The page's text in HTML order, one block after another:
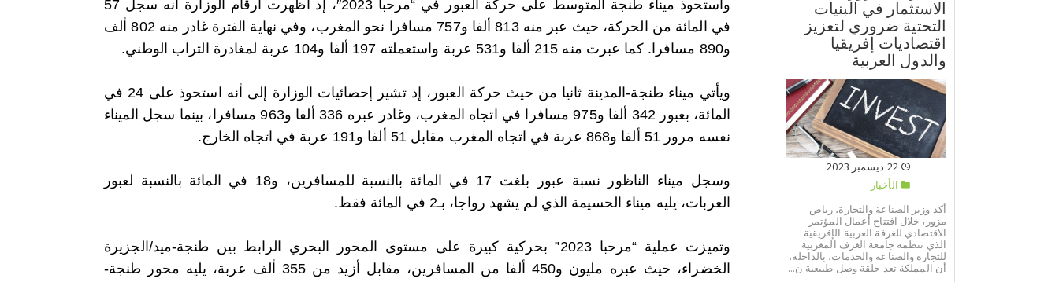
واستحوذ ميناء طنجة المتوسط على حركة العبور في “مرحبا 2023″، إذ أظهرت أرقام الوزارة أنه سجل 57
في المائة من الحركة، حيث عبر منه 813 ألفا و757 مسافرا نحو المغرب، وفي نهاية الفترة غادر منه 802 ألف
و890 مسافرا. كما عبرت منه 215 ألفا و531 عربة واستعملته 197 ألفا و104 عربة لمغادرة التراب الوطني.
ويأتي ميناء طنجة-المدينة ثانيا من حيث حركة العبور، إذ تشير إحصائيات الوزارة إلى أنه استحوذ على 24 في
المائة، بعبور 342 ألفا و975 مسافرا في اتجاه المغرب، وغادر عبره 336 ألفا و963 مسافرا، بينما سجل الميناء
نفسه مرور 51 ألفا و868 عربة في اتجاه المغرب مقابل 51 ألفا و191 عربة في اتجاه الخارج.
وسجل ميناء الناظور نسبة عبور بلغت 17 في المائة بالنسبة للمسافرين، و18 في المائة بالنسبة لعبور
العربات، يليه ميناء الحسيمة الذي لم يشهد رواجا، بـ2 في المائة فقط.
وتميزت عملية “مرحبا 2023” بحركية كبيرة على مستوى المحور البحري الرابط بين طنجة-ميد/الجزيرة
الخضراء، حيث عبره مليون و450 ألفا من المسافرين، مقابل أزيد من 355 ألف عربة، يليه محور طنجة-
الاستثمار في البنيات
التحتية ضروري لتعزيز
اقتصاديات إفريقيا
والدول العربية
22 ديسمبر 2023
الأخبار
أكد وزير الصناعة والتجارة، رياض
مزور، خلال افتتاح أعمال المؤتمر
الاقتصادي للغرفة العربية الإفريقية
الذي تنظمه جامعة الغرف المغربية
للتجارة والصناعة والخدمات، بالداخلة،
أن المملكة تعد حلقة وصل طبيعية ن...